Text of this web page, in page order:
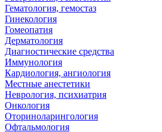
Гематология, гемостаз
Гинекология
Гомеопатия
Дерматология
Диагностические средства
Иммунология
Кардиология, ангиология
Местные анестетики
Неврология, психиатрия
Онкология
Оториноларингология
Офтальмология